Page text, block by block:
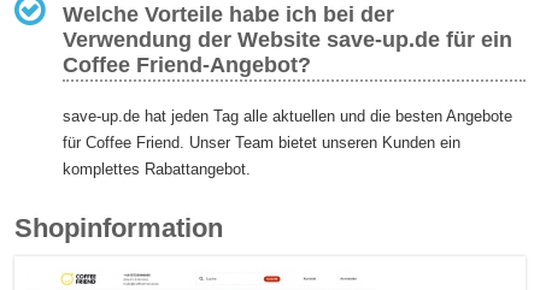
Welche Vorteile habe ich bei der
Verwendung der Website save-up.de für ein
Coffee Friend-Angebot?
save-up.de hat jeden Tag alle aktuellen und die besten Angebote
für Coffee Friend. Unser Team bietet unseren Kunden ein
komplettes Rabattangebot.
Shopinformation